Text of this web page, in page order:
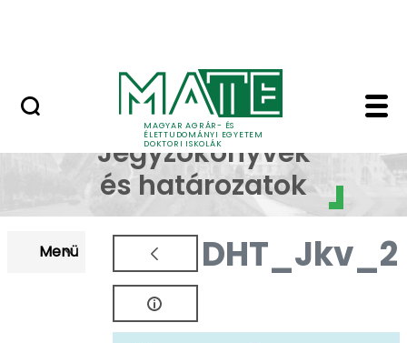
MAGYAR AGRÁR- ÉS
ÉLETTUDOMÁNYI EGYETEM
DOKTORI ISKOLÁK
EDHT
EDHT
Jegyzőkönyvek
és határozatok
Menü